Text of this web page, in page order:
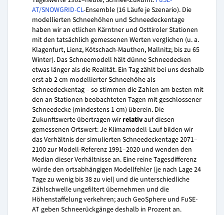
AT/SNOWGRID-CL-Ensemble (16 Läufe je Szenario). Die
modellierten Schneehöhen und Schneedeckentage
haben wir an etlichen Kärntner und Osttiroler Stationen
mit den tatsächlich gemessenen Werten verglichen (u. a.
Klagenfurt, Lienz, Kötschach-Mauthen, Mallnitz; bis zu 65
Winter). Das Schneemodell hält dünne Schneedecken
etwas länger als die Realität. Ein Tag zählt bei uns deshalb
erst ab 2 cm modellierter Schneehöhe als
Schneedeckentag – so stimmen die Zahlen am besten mit
den an Stationen beobachteten Tagen mit geschlossener
Schneedecke (mindestens 1 cm) überein. Die
Zukunftswerte übertragen wirrelativauf diesen
gemessenen Ortswert: Je Klimamodell-Lauf bilden wir
das Verhältnis der simulierten Schneedeckentage 2071–
2100 zur Modell-Referenz 1991–2020 und wenden den
Median dieser Verhältnisse an. Eine reine Tagesdifferenz
würde den ortsabhängigen Modellfehler (je nach Lage 24
Tage zu wenig bis 38 zu viel) und die unterschiedliche
Zählschwelle ungefiltert übernehmen und die
Höhenstaffelung verkehren; auch GeoSphere und FuSE-
AT geben Schneerückgänge deshalb in Prozent an.